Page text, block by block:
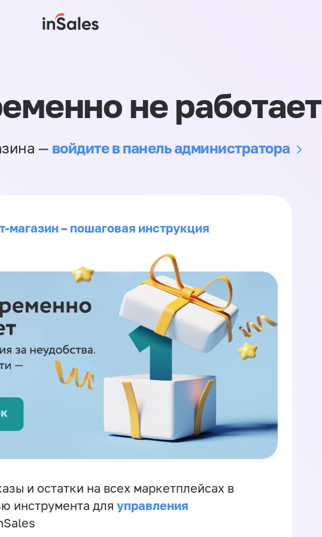
не работает
— войдите в панель администратора
магазин – пошаговая инструкция
и остатки на всех маркетплейсах в
инструмента для управления